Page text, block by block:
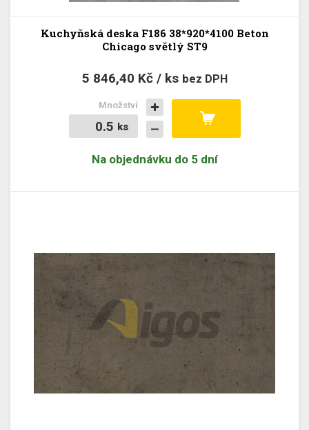
Kuchyňská deska F186 38*920*4100 Beton
Chicago světlý ST9
5 846,40 Kč / ks bez DPH
ks
ks
Množství
Na objednávku do 5 dní